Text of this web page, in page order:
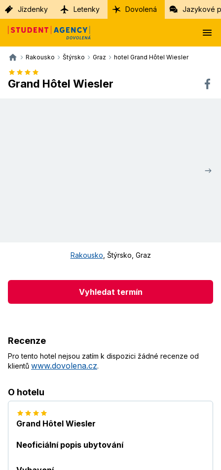
Jízdenky Letenky Dovolená Jazykové
Rakousko Štýrsko Graz hotel Grand Hôtel Wiesler
Grand Hôtel Wiesler
Rakousko Štýrsko Graz
Vyhledat termín
Recenze
Pro tento hotel nejsou zatím k dispozici žádné recenze od
klientů www.dovolena.cz.
O hotelu
Grand Hôtel Wiesler
Neoficiální popis ubytování